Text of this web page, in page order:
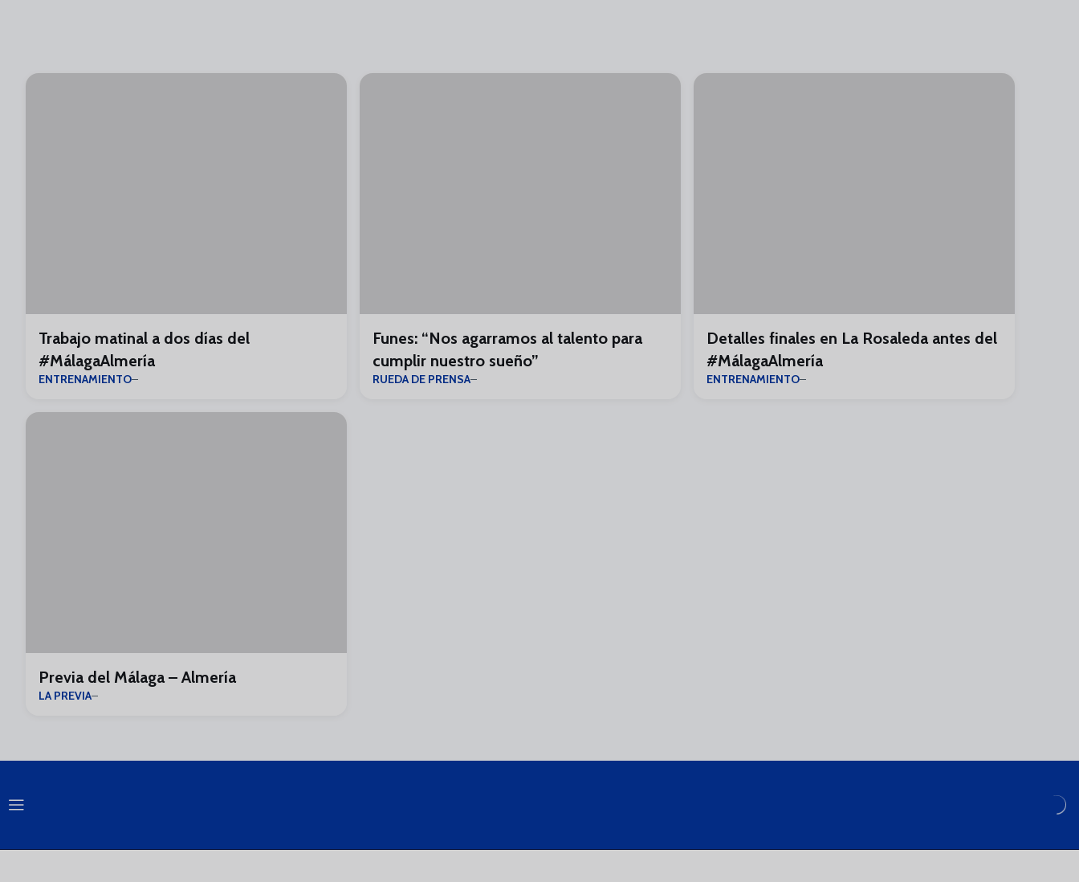
Trabajo matinal a dos días del
#MálagaAlmería
ENTRENAMIENTO
Funes: “Nos agarramos al talento para
cumplir nuestro sueño”
RUEDA DE PRENSA
Detalles finales en La Rosaleda antes del
#MálagaAlmería
ENTRENAMIENTO
Previa del Málaga – Almería
LA PREVIA